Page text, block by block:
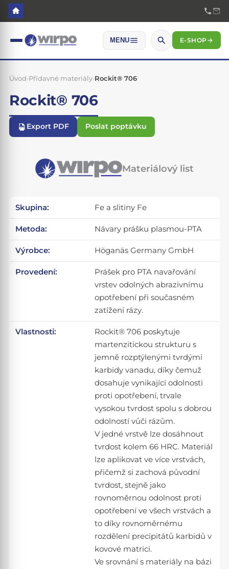
MENU E-SHOP→
Úvod›Přídavné materiály›Rockit® 706
Rockit® 706
Export PDF Poslat poptávku
Materiálový list
Skupina: Fe a slitiny Fe
Metoda: Návary prášku plasmou-PTA
Výrobce: Höganäs Germany GmbH
Provedení:
Prášek pro PTA navařování
vrstev odolných abrazivnímu
opotřebení při současném
zatížení rázy.
Vlastnosti:
Rockit® 706 poskytuje
martenzitickou strukturu s
jemně rozptýlenými tvrdými
karbidy vanadu, díky čemuž
dosahuje vynikající odolnosti
proti opotřebení, trvale
vysokou tvrdost spolu s dobrou
odolností vůči rázům.
V jedné vrstvě lze dosáhnout
tvrdost kolem 66 HRC. Materiál
lze aplikovat ve více vrstvách,
přičemž si zachová původní
tvrdost, stejně jako
rovnoměrnou odolnost proti
opotřebení ve všech vrstvách a
to díky rovnoměrnému
rozdělení precipitátů karbidů v
kovové matrici.
Ve srovnání s materiály na bázi